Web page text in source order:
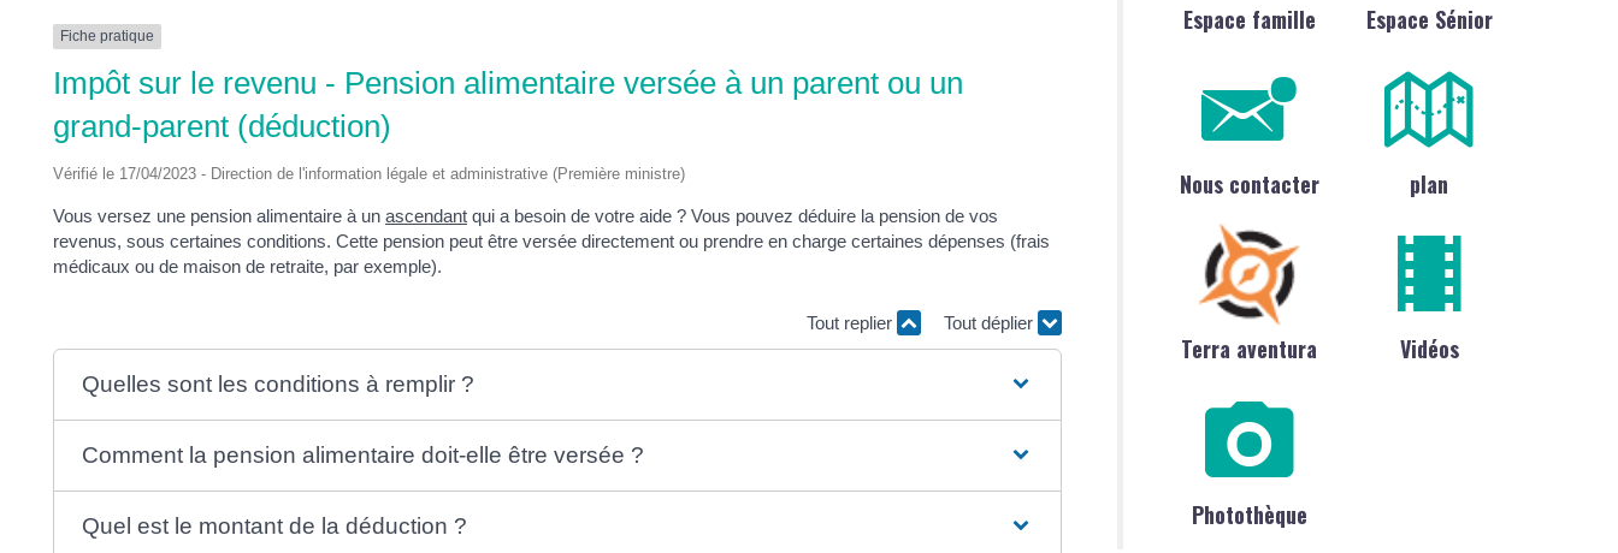
POTS
Fiche pratique
Impôt sur le revenu - Pension alimentaire versée à un parent ou un
grand-parent (déduction)
Vérifié le 17/04/2023 - Direction de l'information légale et administrative (Première ministre)
Vous versez une pension alimentaire à un ascendant qui a besoin de votre aide ? Vous pouvez déduire la pension de vos
revenus, sous certaines conditions. Cette pension peut être versée directement ou prendre en charge certaines dépenses (frais
médicaux ou de maison de retraite, par exemple).
Tout replier Tout déplier
Quelles sont les conditions à remplir ?
Comment la pension alimentaire doit-elle être versée ?
Quel est le montant de la déduction ?
Espace famille Espace Sénior
Nous contacter plan
Terra aventura Vidéos
Photothèque